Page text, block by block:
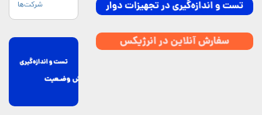
شرکت‌ها